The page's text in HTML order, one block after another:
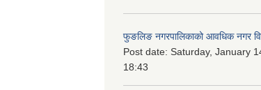
फुङलिङ नगरपालिकाको आवधिक नगर
Post date: Saturday, January
18:43